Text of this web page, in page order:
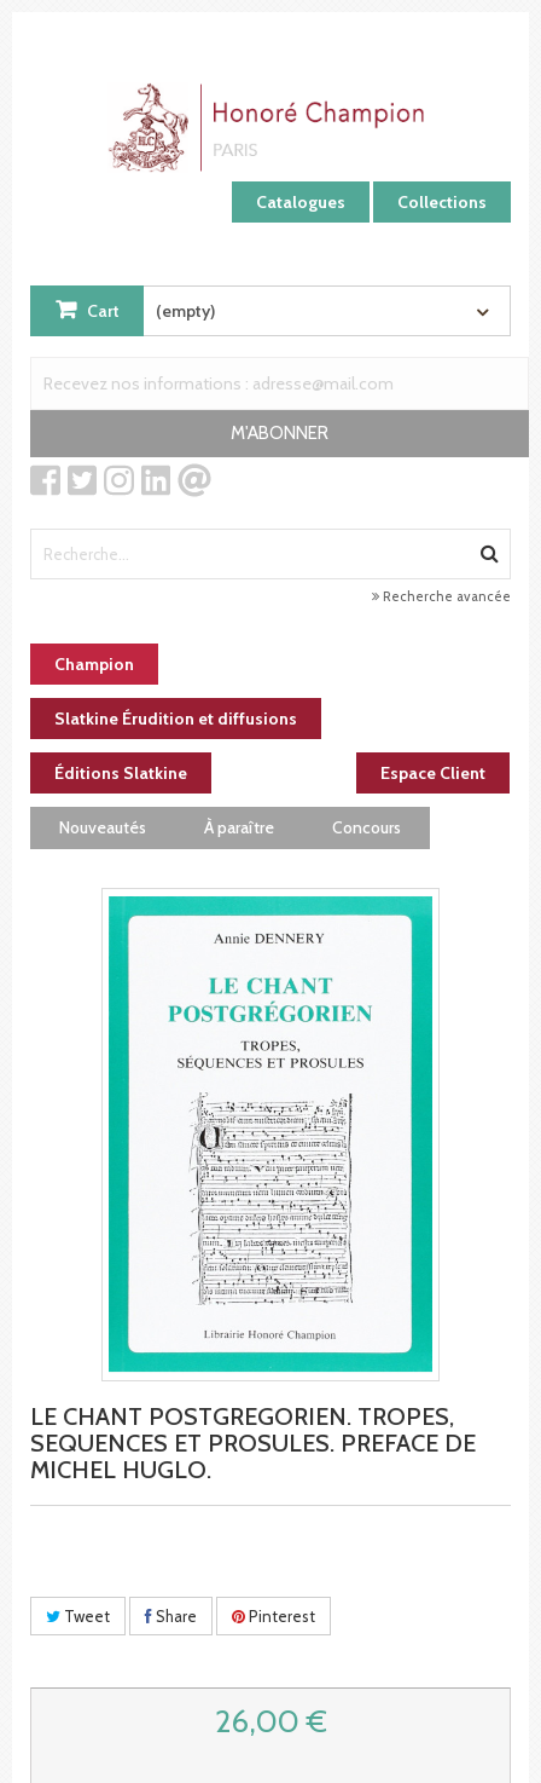
Catalogues Collections
Cart (empty)
M'ABONNER
Recherche avancée
Champion
Slatkine Érudition et diffusions
Éditions Slatkine Espace Client
Nouveautés À paraître Concours
LE CHANT POSTGREGORIEN. TROPES,
SEQUENCES ET PROSULES. PREFACE DE
MICHEL HUGLO.
Tweet Share Pinterest
26,00 €